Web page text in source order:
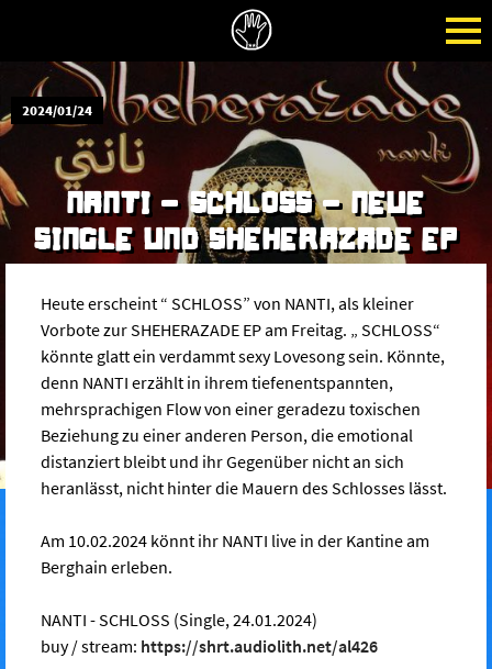
2024/01/24
NANTI - SCHLOSS - NEUE
SINGLE UND SHEHERAZADE EP
Heute erscheint “ SCHLOSS” von NANTI, als kleiner
Vorbote zur SHEHERAZADE EP am Freitag. „ SCHLOSS“
könnte glatt ein verdammt sexy Lovesong sein. Könnte,
denn NANTI erzählt in ihrem tiefenentspannten,
mehrsprachigen Flow von einer geradezu toxischen
Beziehung zu einer anderen Person, die emotional
distanziert bleibt und ihr Gegenüber nicht an sich
heranlässt, nicht hinter die Mauern des Schlosses lässt.
Am 10.02.2024 könnt ihr NANTI live in der Kantine am
Berghain erleben.
NANTI - SCHLOSS (Single, 24.01.2024)
buy / stream: https://shrt.audiolith.net/al426